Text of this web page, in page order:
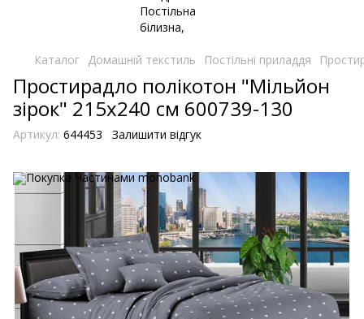
Каталог Домашній текстиль Постільні приладдя
Простирадло полікотон "Мільйон
зірок" 215х240 см 600739-130
Артикул: 644453 Залишити відгук